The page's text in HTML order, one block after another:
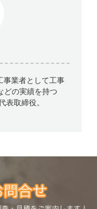
事業者として工事
どの実績を持つ
表取締役。